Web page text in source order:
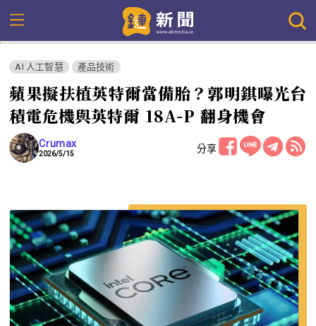
AI 人工智慧 產品技術
蘋果擬扶植英特爾當備胎？郭明錤曝光台
積電危機與英特爾 18A-P 翻身機會
Crumax
2026/5/15 分享